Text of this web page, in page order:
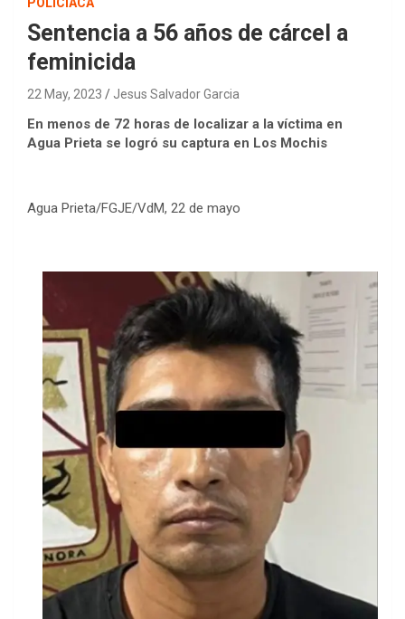
POLICIACA
Sentencia a 56 años de cárcel a
feminicida
22 May, 2023 Jesus Salvador Garcia
En menos de 72 horas de localizar a la víctima en
Agua Prieta se logró su captura en Los Mochis
Agua Prieta/FGJE/VdM, 22 de mayo